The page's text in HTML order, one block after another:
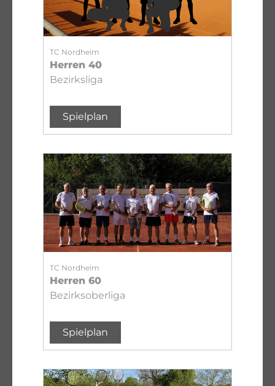
TC Nordheim
Herren 40
Bezirksliga
Spielplan
TC Nordheim
Herren 60
Bezirksoberliga
Spielplan